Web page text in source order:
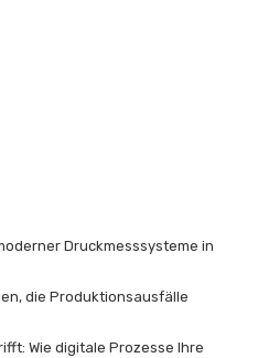
Druckmesssysteme in
die Produktionsausfälle
Wie digitale Prozesse Ihre